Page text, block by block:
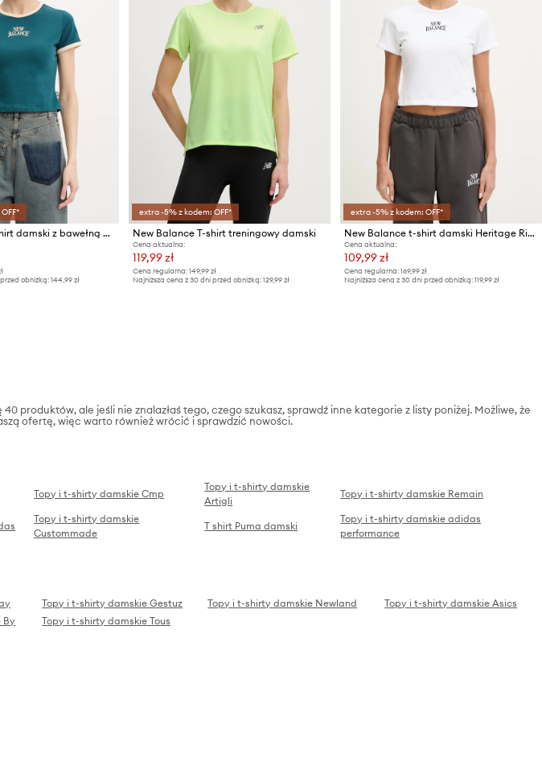
New Balance T-shirt damski z bawełną Heritage Ringer
obniżką: 144,99 zł
extra -5% z kodem: OFF*
New Balance T-shirt treningowy damski
Cena aktualna:
119,99 zł
Cena regularna: 149,99 zł
Najniższa cena z 30 dni przed obniżką: 129,99 zł
extra -5% z kodem: OFF*
New Balance t-shirt damski Heritage Ringer
Cena aktualna:
109,99 zł
Cena regularna: 169,99 zł
Najniższa cena z 30 dni przed obniżką: 119,99 zł
produktów, ale jeśli nie znalazłaś tego, czego szukasz, sprawdź inne kategorie z listy poniżej. Możliwe, że
ofertę, więc warto również wrócić i sprawdzić nowości.
Topy i t-shirty damskie Cmp
Topy i t-shirty damskie
Artigli
Topy i t-shirty damskie Remain
Topy i t-shirty damskie
Custommade
T shirt Puma damski
Topy i t-shirty damskie adidas
performance
Topy i t-shirty damskie Gestuz Topy i t-shirty damskie Newland
Topy i t-shirty damskie Asics
By Topy i t-shirty damskie Tous